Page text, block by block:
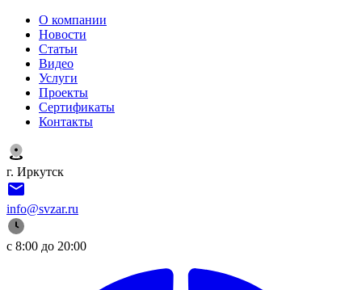
О компании
Новости
Статьи
Видео
Услуги
Проекты
Сертификаты
Контакты
г. Иркутск
info@svzar.ru
с 8:00 до 20:00